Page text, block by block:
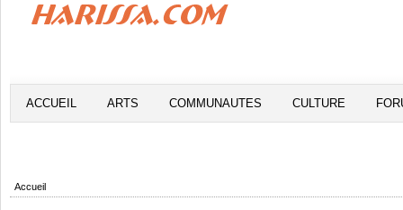
ACCUEIL ARTS COMMUNAUTES CULTURE
Accueil